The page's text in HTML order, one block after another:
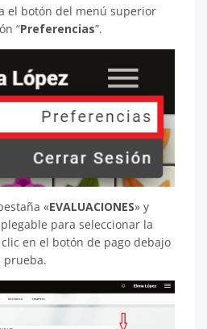
el botón del menú superior
“Preferencias”.
«EVALUACIONES» y
para seleccionar la
en el botón de pago debajo
prueba.